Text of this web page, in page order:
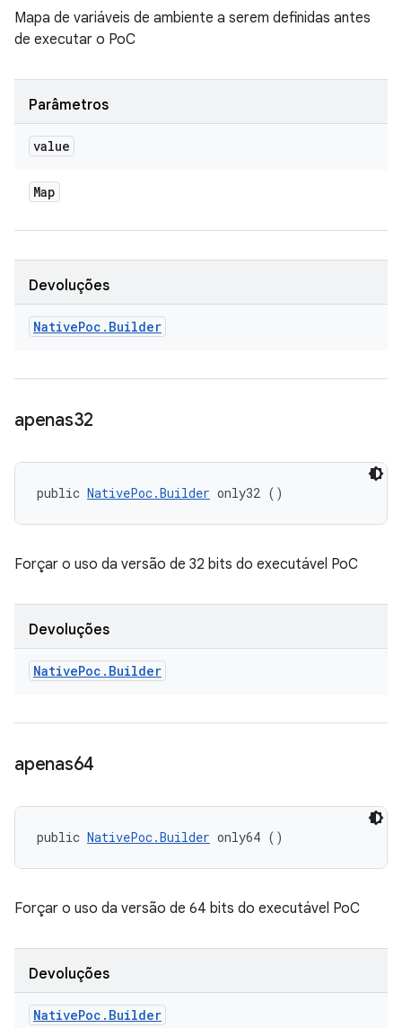
Mapa de variáveis ​​de ambiente a serem definidas antes
de executar o PoC
Parâmetros
value
Map
Devoluções
NativePoc . Builder
apenas32
public NativePoc.Builder only32 ()
Forçar o uso da versão de 32 bits do executável PoC
Devoluções
NativePoc . Builder
apenas64
public NativePoc.Builder only64 ()
Forçar o uso da versão de 64 bits do executável PoC
Devoluções
NativePoc . Builder